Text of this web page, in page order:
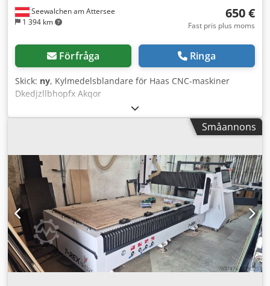
Seewalchen am Attersee
1 394 km
650 €
Fast pris plus moms
Förfråga Ringa
Skick: ny, Kylmedelsblandare för Haas CNC-maskiner
Dkedjzllbhopfx Akqor
Småannons